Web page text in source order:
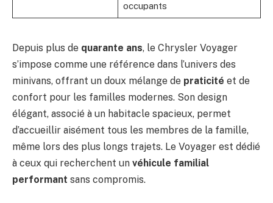
occupants
Depuis plus de quarante ans, le Chrysler Voyager
s’impose comme une référence dans l’univers des
minivans, offrant un doux mélange de praticité et de
confort pour les familles modernes. Son design
élégant, associé à un habitacle spacieux, permet
d’accueillir aisément tous les membres de la famille,
même lors des plus longs trajets. Le Voyager est dédié
à ceux qui recherchent un véhicule familial
performant sans compromis.